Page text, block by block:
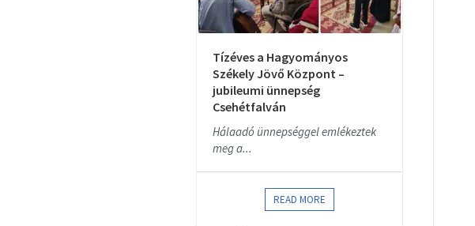
Tízéves a Hagyományos
Székely Jövő Központ –
jubileumi ünnepség
Csehétfalván
Hálaadó ünnepséggel emlékeztek
meg a...
READ MORE